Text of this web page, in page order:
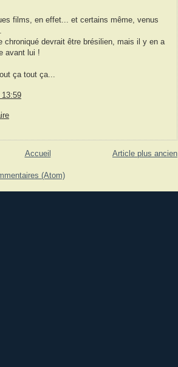
films, en effet... et certains même, venus
chroniqué devrait être brésilien, mais il y en a
avant lui !
ça tout ça...
13:59
Article plus ancien
Accueil
(Atom)